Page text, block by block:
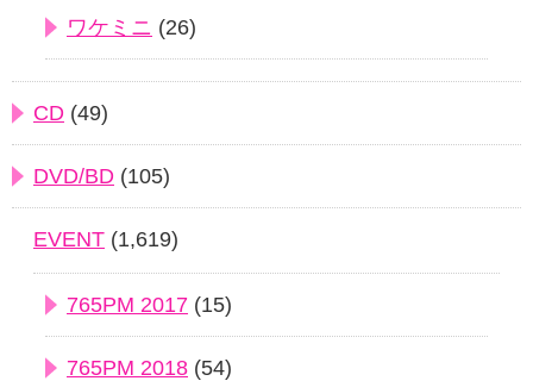
ワケミニ (26)
CD (49)
DVD/BD (105)
EVENT (1,619)
765PM 2017 (15)
765PM 2018 (54)